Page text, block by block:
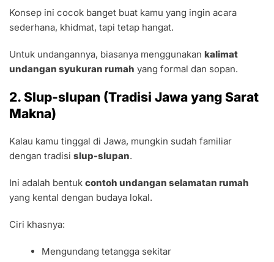
Konsep ini cocok banget buat kamu yang ingin acara
sederhana, khidmat, tapi tetap hangat.
Untuk undangannya, biasanya menggunakan kalimat
undangan syukuran rumah yang formal dan sopan.
2. Slup-slupan (Tradisi Jawa yang Sarat
Makna)
Kalau kamu tinggal di Jawa, mungkin sudah familiar
dengan tradisi slup-slupan.
Ini adalah bentuk contoh undangan selamatan rumah
yang kental dengan budaya lokal.
Ciri khasnya:
Mengundang tetangga sekitar